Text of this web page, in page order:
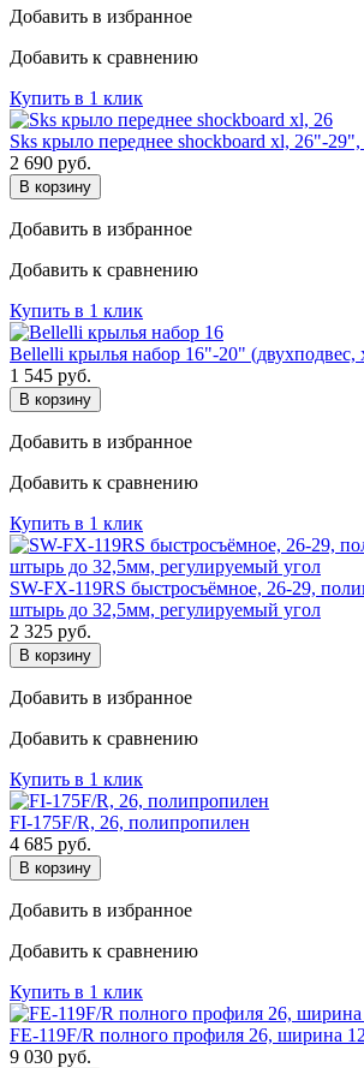
Добавить в избранное
Добавить к сравнению
Купить в 1 клик
Sks крыло переднее shockboard xl, 26"-29",
2 690 руб.
В корзину
Добавить в избранное
Добавить к сравнению
Купить в 1 клик
Bellelli крылья набор 16"-20" (двухподвес,
1 545 руб.
В корзину
Добавить в избранное
Добавить к сравнению
Купить в 1 клик
SW-FX-119RS быстросъёмное, 26-29,
штырь до 32,5мм, регулируемый угол
2 325 руб.
В корзину
Добавить в избранное
Добавить к сравнению
Купить в 1 клик
FI-175F/R, 26, полипропилен
4 685 руб.
В корзину
Добавить в избранное
Добавить к сравнению
Купить в 1 клик
FE-119F/R полного профиля 26, ширина
9 030 руб.